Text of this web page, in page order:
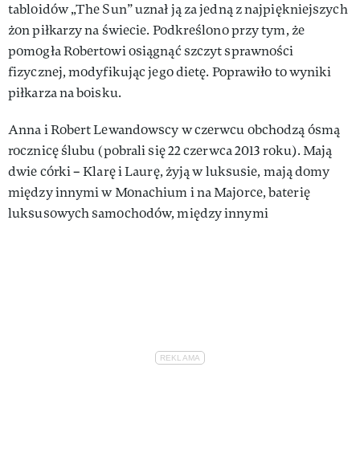
tabloidów „The Sun” uznał ją za jedną z najpiękniejszych
żon piłkarzy na świecie. Podkreślono przy tym, że
pomogła Robertowi osiągnąć szczyt sprawności
fizycznej, modyfikując jego dietę. Poprawiło to wyniki
piłkarza na boisku.
Anna i Robert Lewandowscy w czerwcu obchodzą ósmą
rocznicę ślubu (pobrali się 22 czerwca 2013 roku). Mają
dwie córki – Klarę i Laurę, żyją w luksusie, mają domy
między innymi w Monachium i na Majorce, baterię
luksusowych samochodów, między innymi